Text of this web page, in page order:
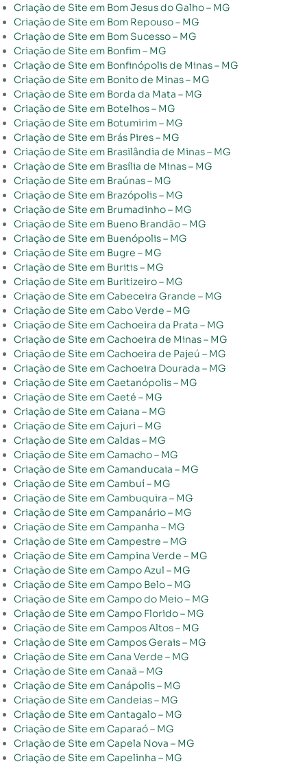
Criação de Site em Bom Jesus do Galho – MG
Criação de Site em Bom Repouso – MG
Criação de Site em Bom Sucesso – MG
Criação de Site em Bonfim – MG
Criação de Site em Bonfinópolis de Minas – MG
Criação de Site em Bonito de Minas – MG
Criação de Site em Borda da Mata – MG
Criação de Site em Botelhos – MG
Criação de Site em Botumirim – MG
Criação de Site em Brás Pires – MG
Criação de Site em Brasilândia de Minas – MG
Criação de Site em Brasília de Minas – MG
Criação de Site em Braúnas – MG
Criação de Site em Brazópolis – MG
Criação de Site em Brumadinho – MG
Criação de Site em Bueno Brandão – MG
Criação de Site em Buenópolis – MG
Criação de Site em Bugre – MG
Criação de Site em Buritis – MG
Criação de Site em Buritizeiro – MG
Criação de Site em Cabeceira Grande – MG
Criação de Site em Cabo Verde – MG
Criação de Site em Cachoeira da Prata – MG
Criação de Site em Cachoeira de Minas – MG
Criação de Site em Cachoeira de Pajeú – MG
Criação de Site em Cachoeira Dourada – MG
Criação de Site em Caetanópolis – MG
Criação de Site em Caeté – MG
Criação de Site em Caiana – MG
Criação de Site em Cajuri – MG
Criação de Site em Caldas – MG
Criação de Site em Camacho – MG
Criação de Site em Camanducaia – MG
Criação de Site em Cambuí – MG
Criação de Site em Cambuquira – MG
Criação de Site em Campanário – MG
Criação de Site em Campanha – MG
Criação de Site em Campestre – MG
Criação de Site em Campina Verde – MG
Criação de Site em Campo Azul – MG
Criação de Site em Campo Belo – MG
Criação de Site em Campo do Meio – MG
Criação de Site em Campo Florido – MG
Criação de Site em Campos Altos – MG
Criação de Site em Campos Gerais – MG
Criação de Site em Cana Verde – MG
Criação de Site em Canaã – MG
Criação de Site em Canápolis – MG
Criação de Site em Candeias – MG
Criação de Site em Cantagalo – MG
Criação de Site em Caparaó – MG
Criação de Site em Capela Nova – MG
Criação de Site em Capelinha – MG